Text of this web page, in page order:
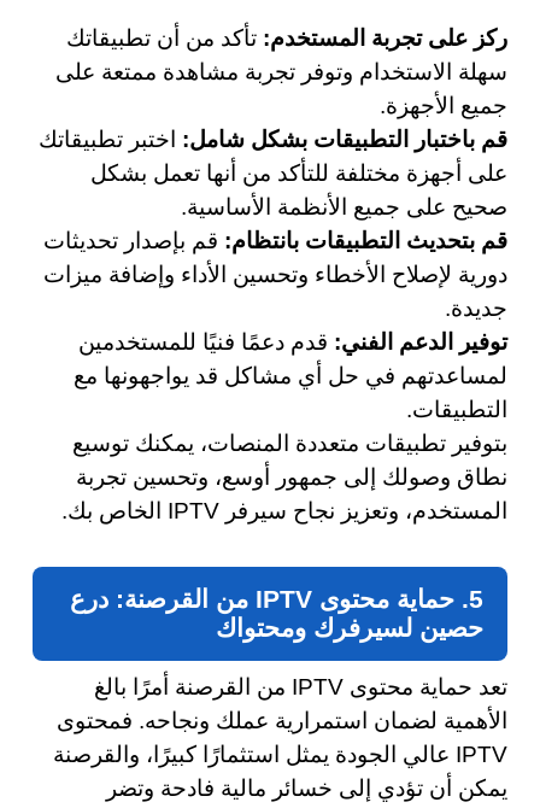
ركز على تجربة المستخدم: تأكد من أن تطبيقاتك
سهلة الاستخدام وتوفر تجربة مشاهدة ممتعة على
جميع الأجهزة.
قم باختبار التطبيقات بشكل شامل: اختبر تطبيقاتك
على أجهزة مختلفة للتأكد من أنها تعمل بشكل
صحيح على جميع الأنظمة الأساسية.
قم بتحديث التطبيقات بانتظام: قم بإصدار تحديثات
دورية لإصلاح الأخطاء وتحسين الأداء وإضافة ميزات
جديدة.
توفير الدعم الفني: قدم دعمًا فنيًا للمستخدمين
لمساعدتهم في حل أي مشاكل قد يواجهونها مع
التطبيقات.
بتوفير تطبيقات متعددة المنصات، يمكنك توسيع
نطاق وصولك إلى جمهور أوسع، وتحسين تجربة
المستخدم، وتعزيز نجاح سيرفر IPTV الخاص بك.
5. حماية محتوى IPTV من القرصنة: درع
حصين لسيرفرك ومحتواك
تعد حماية محتوى IPTV من القرصنة أمرًا بالغ
الأهمية لضمان استمرارية عملك ونجاحه. فمحتوى
IPTV عالي الجودة يمثل استثمارًا كبيرًا، والقرصنة
يمكن أن تؤدي إلى خسائر مالية فادحة وتضر